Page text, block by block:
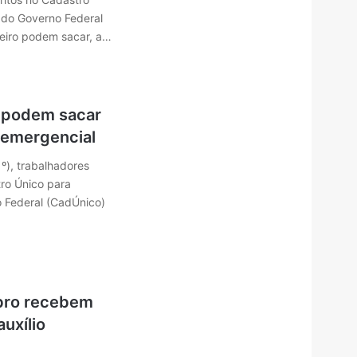
Governo Federal
podem sacar, a…
sacar
trabalhadores
Único para
(CadÚnico)
recebem